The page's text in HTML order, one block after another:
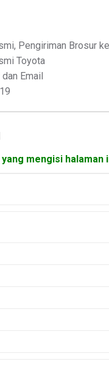
Pengiriman Brosur
Toyota
Email
mengisi halaman